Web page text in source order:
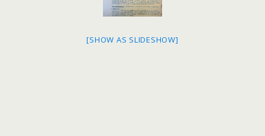
[SHOW AS SLIDESHOW]